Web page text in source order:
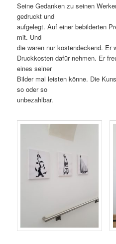
Seine Gedanken zu seinen
gedruckt und
aufgelegt. Auf einer bebilderten
mit. Und
die waren nur kostendeckend. Er
Druckkosten dafür nehmen. Er
eines seiner
Bilder mal leisten könne. Die
so oder so
unbezahlbar.